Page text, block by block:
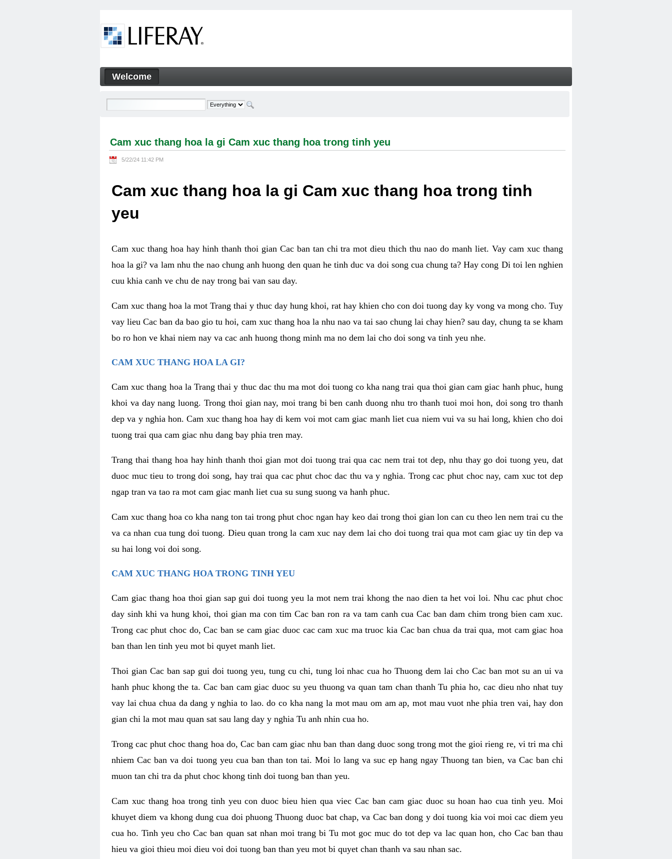
Cam xuc thang hoa la gi Cam xuc thang hoa trong tinh yeu - Welcome
Navigation
Welcome
Cam xuc thang hoa la gi Cam xuc thang hoa trong tinh yeu
5/22/24 11:42 PM
Cam xuc thang hoa la gi Cam xuc thang hoa trong tinh
yeu
Cam xuc thang hoa hay hinh thanh thoi gian Cac ban tan chi tra mot dieu thich thu nao do manh liet. Vay cam xuc thang
hoa la gi? va lam nhu the nao chung anh huong den quan he tinh duc va doi song cua chung ta? Hay cong Di toi len nghien
cuu khia canh ve chu de nay trong bai van sau day.
Cam xuc thang hoa la mot Trang thai y thuc day hung khoi, rat hay khien cho con doi tuong day ky vong va mong cho. Tuy
vay lieu Cac ban da bao gio tu hoi, cam xuc thang hoa la nhu nao va tai sao chung lai chay hien? sau day, chung ta se kham
bo ro hon ve khai niem nay va cac anh huong thong minh ma no dem lai cho doi song va tinh yeu nhe.
CAM XUC THANG HOA LA GI?
Cam xuc thang hoa la Trang thai y thuc dac thu ma mot doi tuong co kha nang trai qua thoi gian cam giac hanh phuc, hung
khoi va day nang luong. Trong thoi gian nay, moi trang bi ben canh duong nhu tro thanh tuoi moi hon, doi song tro thanh
dep va y nghia hon. Cam xuc thang hoa hay di kem voi mot cam giac manh liet cua niem vui va su hai long, khien cho doi
tuong trai qua cam giac nhu dang bay phia tren may.
Trang thai thang hoa hay hinh thanh thoi gian mot doi tuong trai qua cac nem trai tot dep, nhu thay go doi tuong yeu, dat
duoc muc tieu to trong doi song, hay trai qua cac phut choc dac thu va y nghia. Trong cac phut choc nay, cam xuc tot dep
ngap tran va tao ra mot cam giac manh liet cua su sung suong va hanh phuc.
Cam xuc thang hoa co kha nang ton tai trong phut choc ngan hay keo dai trong thoi gian lon can cu theo len nem trai cu the
va ca nhan cua tung doi tuong. Dieu quan trong la cam xuc nay dem lai cho doi tuong trai qua mot cam giac uy tin dep va
su hai long voi doi song.
CAM XUC THANG HOA TRONG TINH YEU
Cam giac thang hoa thoi gian sap gui doi tuong yeu la mot nem trai khong the nao dien ta het voi loi. Nhu cac phut choc
day sinh khi va hung khoi, thoi gian ma con tim Cac ban ron ra va tam canh cua Cac ban dam chim trong bien cam xuc.
Trong cac phut choc do, Cac ban se cam giac duoc cac cam xuc ma truoc kia Cac ban chua da trai qua, mot cam giac hoa
ban than len tinh yeu mot bi quyet manh liet.
Thoi gian Cac ban sap gui doi tuong yeu, tung cu chi, tung loi nhac cua ho Thuong dem lai cho Cac ban mot su an ui va
hanh phuc khong the ta. Cac ban cam giac duoc su yeu thuong va quan tam chan thanh Tu phia ho, cac dieu nho nhat tuy
vay lai chua chua da dang y nghia to lao. do co kha nang la mot mau om am ap, mot mau vuot nhe phia tren vai, hay don
gian chi la mot mau quan sat sau lang day y nghia Tu anh nhin cua ho.
Trong cac phut choc thang hoa do, Cac ban cam giac nhu ban than dang duoc song trong mot the gioi rieng re, vi tri ma chi
nhiem Cac ban va doi tuong yeu cua ban than ton tai. Moi lo lang va suc ep hang ngay Thuong tan bien, va Cac ban chi
muon tan chi tra da phut choc khong tinh doi tuong ban than yeu.
Cam xuc thang hoa trong tinh yeu con duoc bieu hien qua viec Cac ban cam giac duoc su hoan hao cua tinh yeu. Moi
khuyet diem va khong dung cua doi phuong Thuong duoc bat chap, va Cac ban dong y doi tuong kia voi moi cac diem yeu
cua ho. Tinh yeu cho Cac ban quan sat nhan moi trang bi Tu mot goc muc do tot dep va lac quan hon, cho Cac ban thau
hieu va gioi thieu moi dieu voi doi tuong ban than yeu mot bi quyet chan thanh va sau nhan sac.